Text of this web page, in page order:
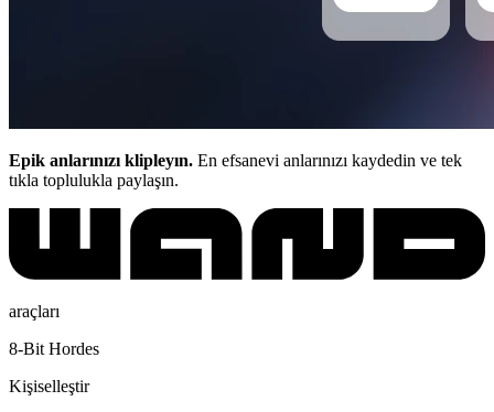
Epik anlarınızı klipleyın. En efsanevi anlarınızı kaydedin ve tek
tıkla toplulukla paylaşın.
araçları
8-Bit Hordes
Kişiselleştir